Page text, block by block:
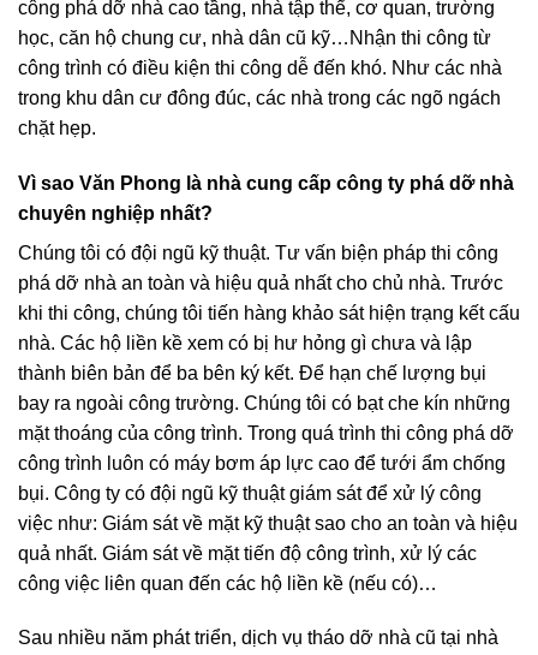
công phá dỡ nhà cao tầng, nhà tập thể, cơ quan, trường
học, căn hộ chung cư, nhà dân cũ kỹ…Nhận thi công từ
công trình có điều kiện thi công dễ đến khó. Như các nhà
trong khu dân cư đông đúc, các nhà trong các ngõ ngách
chặt hẹp.
Vì sao Văn Phong là nhà cung cấp công ty phá dỡ nhà
chuyên nghiệp nhất?
Chúng tôi có đội ngũ kỹ thuật. Tư vấn biện pháp thi công
phá dỡ nhà an toàn và hiệu quả nhất cho chủ nhà. Trước
khi thi công, chúng tôi tiến hàng khảo sát hiện trạng kết cấu
nhà. Các hộ liền kề xem có bị hư hỏng gì chưa và lập
thành biên bản để ba bên ký kết. Để hạn chế lượng bụi
bay ra ngoài công trường. Chúng tôi có bạt che kín những
mặt thoáng của công trình. Trong quá trình thi công phá dỡ
công trình luôn có máy bơm áp lực cao để tưới ẩm chống
bụi. Công ty có đội ngũ kỹ thuật giám sát để xử lý công
việc như: Giám sát về mặt kỹ thuật sao cho an toàn và hiệu
quả nhất. Giám sát về mặt tiến độ công trình, xử lý các
công việc liên quan đến các hộ liền kề (nếu có)…
Sau nhiều năm phát triển, dịch vụ tháo dỡ nhà cũ tại nhà